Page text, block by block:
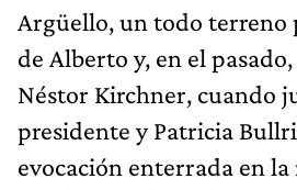
Argüello, un todo
de Alberto y, en el
Néstor Kirchner, cuando
presidente y Patricia
evocación enterrada en